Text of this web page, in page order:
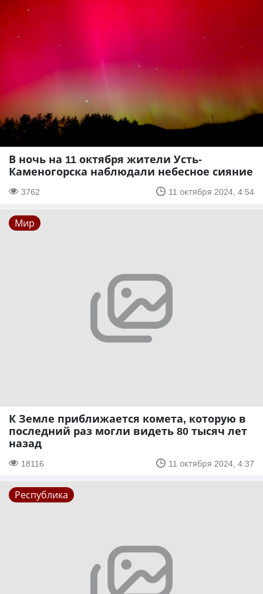
В ночь на 11 октября жители Усть-
Каменогорска наблюдали небесное сияние
3762 11 октября 2024, 4:54
Мир
К Земле приближается комета, которую в
последний раз могли видеть 80 тысяч лет
назад
18116 11 октября 2024, 4:37
Республика